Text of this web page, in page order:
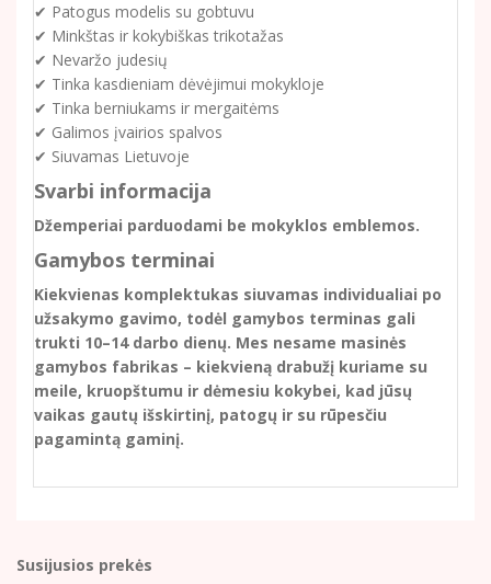
✔ Patogus modelis su gobtuvu
✔ Minkštas ir kokybiškas trikotažas
✔ Nevaržo judesių
✔ Tinka kasdieniam dėvėjimui mokykloje
✔ Tinka berniukams ir mergaitėms
✔ Galimos įvairios spalvos
✔ Siuvamas Lietuvoje
Svarbi informacija
Džemperiai parduodami be mokyklos emblemos.
Gamybos terminai
Kiekvienas komplektukas siuvamas individualiai po
užsakymo gavimo, todėl gamybos terminas gali
trukti 10–14 darbo dienų. Mes nesame masinės
gamybos fabrikas – kiekvieną drabužį kuriame su
meile, kruopštumu ir dėmesiu kokybei, kad jūsų
vaikas gautų išskirtinį, patogų ir su rūpesčiu
pagamintą gaminį.
Susijusios prekės